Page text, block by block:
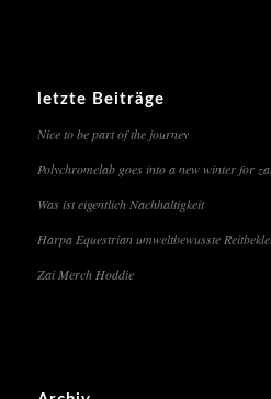
letzte Beiträge
Nice to be part of the journey
Polychromelab goes into a new winter for
Was ist eigentlich Nachhaltigkeit
Harpa Equestrian umweltbewusste
Zai Merch Hoddie